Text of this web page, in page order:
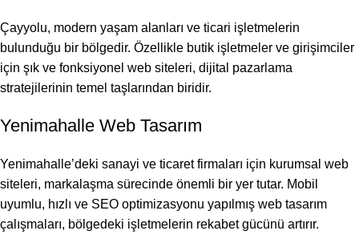
Çayyolu, modern yaşam alanları ve ticari işletmelerin
bulunduğu bir bölgedir. Özellikle butik işletmeler ve girişimciler
için şık ve fonksiyonel web siteleri, dijital pazarlama
stratejilerinin temel taşlarından biridir.
Yenimahalle Web Tasarım
Yenimahalle’deki sanayi ve ticaret firmaları için kurumsal web
siteleri, markalaşma sürecinde önemli bir yer tutar. Mobil
uyumlu, hızlı ve SEO optimizasyonu yapılmış web tasarım
çalışmaları, bölgedeki işletmelerin rekabet gücünü artırır.